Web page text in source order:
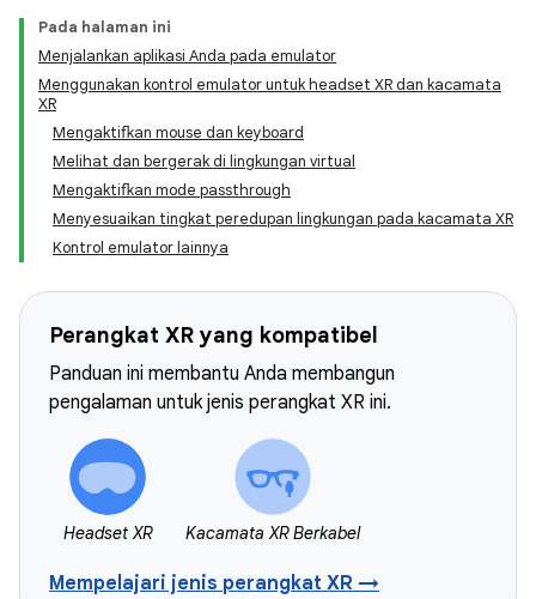
Pada halaman ini
Menjalankan aplikasi Anda pada emulator
Menggunakan kontrol emulator untuk headset XR dan kacamata
XR
Mengaktifkan mouse dan keyboard
Melihat dan bergerak di lingkungan virtual
Mengaktifkan mode passthrough
Menyesuaikan tingkat peredupan lingkungan pada kacamata XR
Kontrol emulator lainnya
Perangkat XR yang kompatibel
Panduan ini membantu Anda membangun
pengalaman untuk jenis perangkat XR ini.
Headset XR Kacamata XR Berkabel
Mempelajari jenis perangkat XR →